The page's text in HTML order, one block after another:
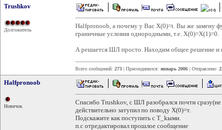
Trushkov
Долгожитель
Halfpronoob, а почему у Вас X(0)=t. Вы же замену
граничные условия однородными, т.е. X(0)=X(1)=0.
А решается ШЛ просто. Находим общее решение и
Всего сообщений: 273 | Присоединился: январь 2006 | Отправлено:
Halfpronoob
Новичок
Спасибо Trushkov, с ШЛ разобрался почти
действительно затупил по поводу Х(0)=т.
Подскажите как поступить с T_kыми.
п.с отредактировал прошлое сообщение